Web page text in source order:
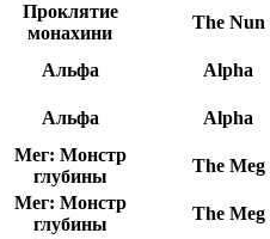
Проклятие
монахини
The Nun
Альфа
Alpha
Альфа
Alpha
Мег: Монстр
глубины
The Meg
Мег: Монстр
глубины
The Meg